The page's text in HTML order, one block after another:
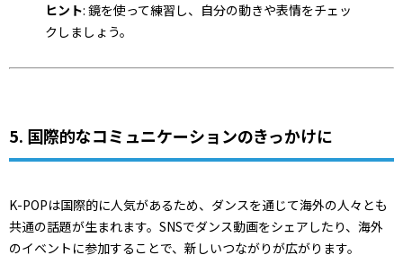
ヒント: 鏡を使って練習し、自分の動きや表情をチェッ
クしましょう。
5. 国際的なコミュニケーションのきっかけに
K-POPは国際的に人気があるため、ダンスを通じて海外の人々とも
共通の話題が生まれます。SNSでダンス動画をシェアしたり、海外
のイベントに参加することで、新しいつながりが広がります。